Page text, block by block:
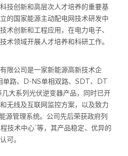
技创新和高层次人才培养的重要基
的国家能源主动配电网技术研发中
术创新和工程应用，在电力电子、
术领域开展人才培养和科研工作。
限公司是一家新能源高新技术企
单路、D-NS单相双路、SDT、DT
大系列光伏逆变器产品，同时已开
无线及互联网监控方案，以及致力
源管理系统。公司先后荣获政府列
技术中心”等，其产品稳定、优异的
可。